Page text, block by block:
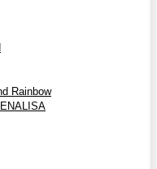
Rainbow